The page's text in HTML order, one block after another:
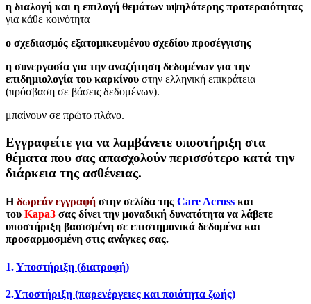
η διαλογή και η επιλογή θεμάτων υψηλότερης προτεραιότητας
για κάθε κοινότητα
ο σχεδιασμός εξατομικευμένου σχεδίου προσέγγισης
η συνεργασία για την αναζήτηση δεδομένων για την
επιδημιολογία του καρκίνου στην ελληνική επικράτεια
(πρόσβαση σε βάσεις δεδομένων).
μπαίνουν σε πρώτο πλάνο.
Εγγραφείτε για να λαμβάνετε υποστήριξη στα
θέματα που σας απασχολούν περισσότερο κατά την
διάρκεια της ασθένειας.
Ηδωρεάν εγγραφή στην σελίδα της Care Across και
του Kapa3 σας δίνει την μοναδική δυνατότητα να λάβετε
υποστήριξη βασισμένη σε επιστημονικά δεδομένα και
προσαρμοσμένη στις ανάγκες σας.
1.Υποστήριξη (διατροφή)
2.Υποστήριξη (παρενέργειες και ποιότητα ζωής)